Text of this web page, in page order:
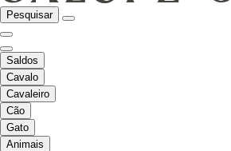
Pesquisar
Saldos
Cavalo
Cavaleiro
Cão
Gato
Animais